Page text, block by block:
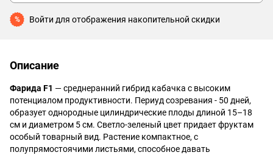
% Войти для отображения накопительной скидки
Описание
Фарида F1 — среднеранний гибрид кабачка с высоким
потенциалом продуктивности. Периуд созревания - 50 дней,
образует однородные цилиндрические плоды длиной 15–18
см и диаметром 5 см. Светло-зеленый цвет придает фруктам
особый товарный вид. Растение компактное, с
полупрямостоячими листьями, способное давать